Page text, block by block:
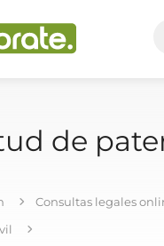
de
Consultas legales